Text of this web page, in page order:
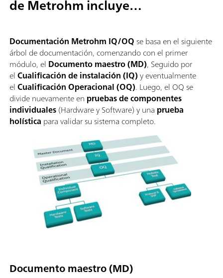
de Metrohm incluye…
Documentación Metrohm IQ/OQse basa en el siguiente
árbol de documentación, comenzando con el primer
módulo, el Documento maestro (MD), Seguido por
elCualificación de instalación (IQ)y eventualmente
elCualificación Operacional (OQ). Luego, el OQ se
divide nuevamente en pruebas de componentes
individuales(Hardware y Software) y una prueba
holística para validar su sistema completo.
Documento maestro (MD)